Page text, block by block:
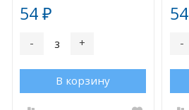
54₽
- +
В корзину
54
-